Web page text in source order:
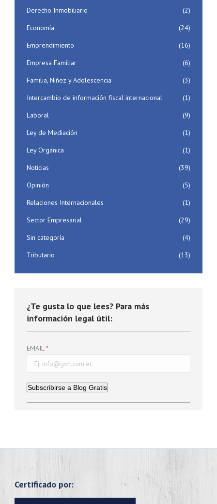
Derecho Inmobiliario
(2)
Economía
(24)
Emprendimiento
(16)
Empresa Familiar
(6)
Familia, Niñez y Adolescencia
(3)
Intercambio de información fiscal internacional
(1)
Laboral
(9)
Ley de Mediación
(1)
Ley Orgánica
(1)
Noticias
(39)
Opinión
(5)
Relaciones Internacionales
(1)
Sector Empresarial
(29)
Sin categoría
(4)
Tributario
(13)
¿Te gusta lo que lees? Para más
información legal útil:
EMAIL
Subscribirse a Blog Gratis
Certificado por: